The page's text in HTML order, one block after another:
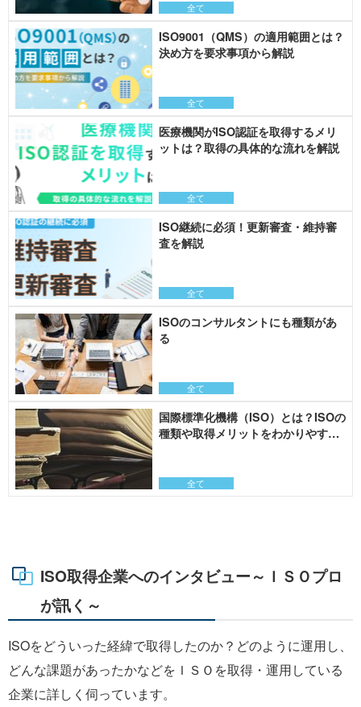
全て
全て
ISO9001（QMS）の適用範囲とは？
決め方を要求事項から解説
全て
医療機関がISO認証を取得するメリ
ットは？取得の具体的な流れを解説
全て
ISO継続に必須！更新審査・維持審
査を解説
全て
ISOのコンサルタントにも種類があ
る
全て
国際標準化機構（ISO）とは？ISOの
種類や取得メリットをわかりやすく
ISO取得企業へのインタビュー～ＩＳＯプロ
が訊く～
ISOをどういった経緯で取得したのか？どのように運用し、
どんな課題があったかなどをＩＳＯを取得・運用している
企業に詳しく伺っています。